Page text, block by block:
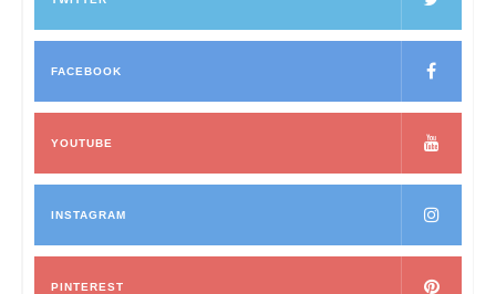
FACEBOOK
YOUTUBE
INSTAGRAM
PINTEREST